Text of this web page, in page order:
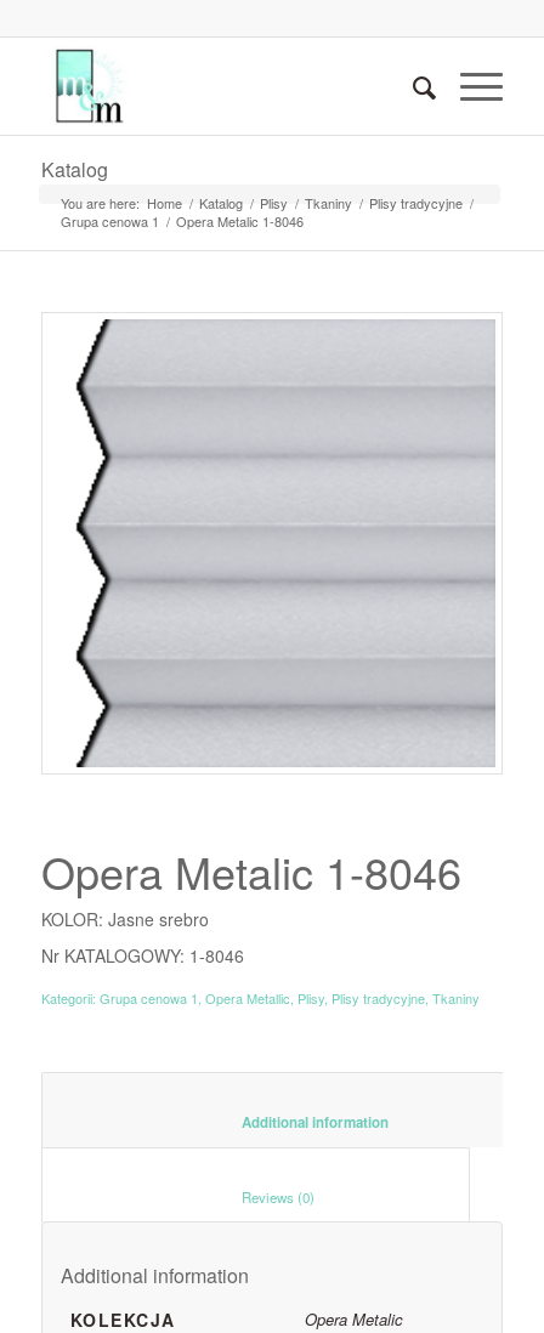
Katalog
You are here: Home / Katalog / Plisy / Tkaniny / Plisy tradycyjne /
Grupa cenowa 1 / Opera Metalic 1-8046
Opera Metalic 1-8046
KOLOR: Jasne srebro
Nr KATALOGOWY: 1-8046
Kategorii: Grupa cenowa 1 Opera Metallic Plisy, Plisy tradycyjne, Tkaniny
						Additional information
Additional information
KOLEKCJA Opera Metalic